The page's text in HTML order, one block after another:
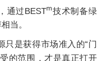
通过BESTm技术制备绿
当。
是获得市场准入的“门
的范围，才是真正打开